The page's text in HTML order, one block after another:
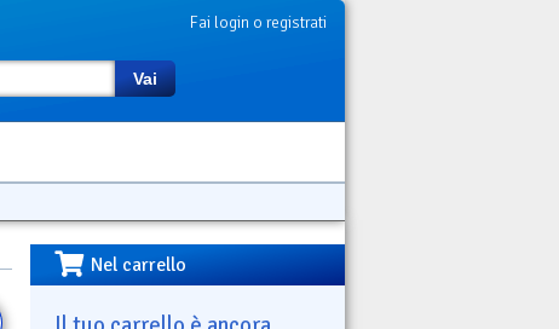
Fai login o registrati
Vai
Nel carrello